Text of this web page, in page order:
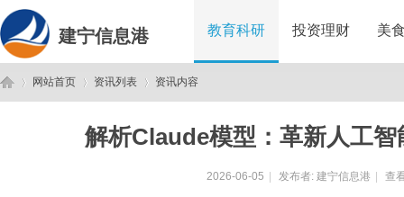
建宁信息港 教育科研 投资理财 美
网站首页 资讯列表 资讯内容
解析Claude模型：革新人工
2026-06-05 发布者: 建宁信息港 查